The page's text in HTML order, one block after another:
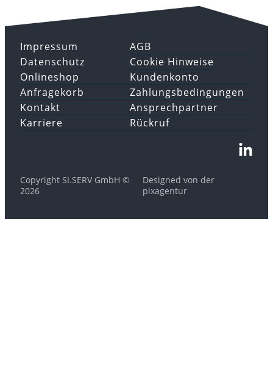
Impressum
Datenschutz
AGB
Cookie Hinweise
Onlineshop
Anfragekorb
Kundenkonto
Zahlungsbedingungen
Kontakt
Karriere
Ansprechpartner
Rückruf
Copyright SI.SERV GmbH ©
2026
Designed von der
pixagentur